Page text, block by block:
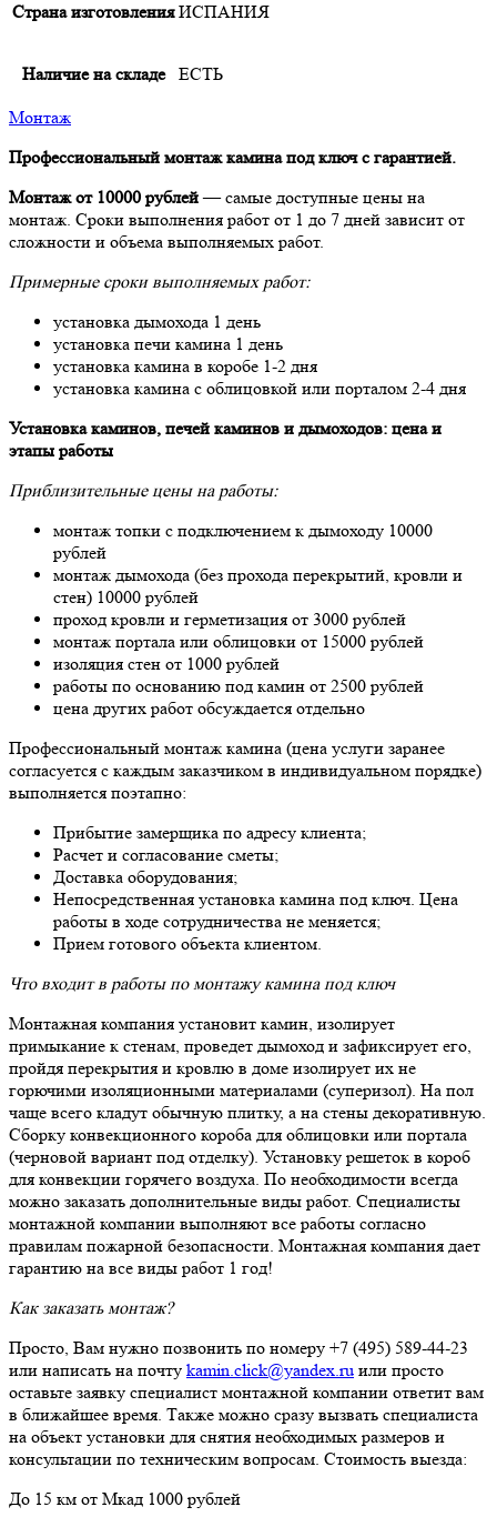
Страна изготовления ИСПАНИЯ
Наличие на складе ЕСТЬ
Монтаж
Профессиональный монтаж камина под ключ с гарантией.
Монтаж от 10000 рублей— самые доступные цены на
монтаж. Сроки выполнения работ от 1 до 7 дней зависит от
сложности и объема выполняемых работ.
Примерные сроки выполняемых работ:
установка дымохода 1 день
установка печи камина 1 день
установка камина в коробе 1-2 дня
установка камина с облицовкой или порталом 2-4 дня
Установка каминов, печей каминов и дымоходов: цена и
этапы работы
Приблизительные цены на работы:
монтаж топки с подключением к дымоходу 10000
рублей
монтаж дымохода (без прохода перекрытий, кровли и
стен) 10000 рублей
проход кровли и герметизация от 3000 рублей
монтаж портала или облицовки от 15000 рублей
изоляция стен от 1000 рублей
работы по основанию под камин от 2500 рублей
цена других работ обсуждается отдельно
Профессиональный монтаж камина (цена услуги заранее
согласуется с каждым заказчиком в индивидуальном порядке)
выполняется поэтапно:
Прибытие замерщика по адресу клиента;
Расчет и согласование сметы;
Доставка оборудования;
Непосредственная установка камина под ключ. Цена
работы в ходе сотрудничества не меняется;
Прием готового объекта клиентом.
Что входит в работы по монтажу камина под ключ
Монтажная компания установит камин, изолирует
примыкание к стенам, проведет дымоход и зафиксирует его,
пройдя перекрытия и кровлю в доме изолирует их не
горючими изоляционными материалами (суперизол). На пол
чаще всего кладут обычную плитку, а на стены декоративную.
Сборку конвекционного короба для облицовки или портала
(черновой вариант под отделку). Установку решеток в короб
для конвекции горячего воздуха. По необходимости всегда
можно заказать дополнительные виды работ. Специалисты
монтажной компании выполняют все работы согласно
правилам пожарной безопасности. Монтажная компания дает
гарантию на все виды работ 1 год!
Как заказать монтаж?
Просто, Вам нужно позвонить по номеру +7 (495) 589-44-23
или написать на почту kamin.click@yandex.ru или просто
оставьте заявку специалист монтажной компании ответит вам
в ближайшее время. Также можно сразу вызвать специалиста
на объект установки для снятия необходимых размеров и
консультации по техническим вопросам. Стоимость выезда:
До 15 км от Мкад 1000 рублей